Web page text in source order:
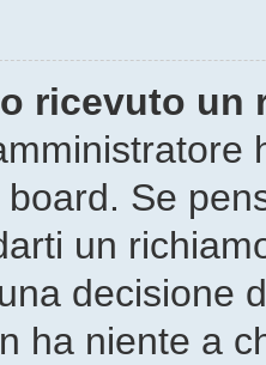
ricevuto un
Se
un
decisione
ha niente a